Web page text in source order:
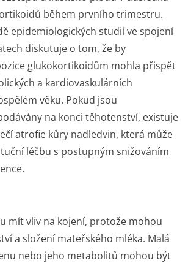
během prvního trimestru.
epidemiologických studií ve spojení
diskutuje o tom, že by
glukokortikoidům mohla přispět
a kardiovaskulárních
věku. Pokud jsou
na konci těhotenství, existuje
atrofie kůry nadledvin, která může
léčbu s postupným snižováním
mít vliv na kojení, protože mohou
a složení mateřského mléka. Malá
nebo jeho metabolitů mohou být